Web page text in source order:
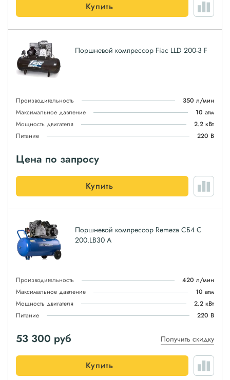
Купить
Поршневой компрессор Fiac LLD 200-3 F
Производительность
350 л/мин
Максимальное давление
10 атм
Мощность двигателя
2.2 кВт
Питание
220 В
Цена по запросу
Купить
Поршневой компрессор Remeza СБ4 С
200.LB30 А
Производительность
420 л/мин
Максимальное давление
10 атм
Мощность двигателя
2.2 кВт
Питание
220 В
53 300 руб Получить скидку
Купить